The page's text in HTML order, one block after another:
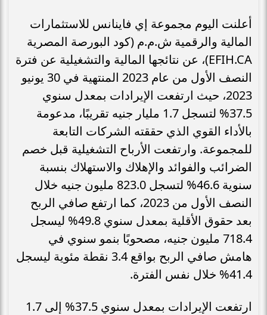
أعلنت اليوم مجموعة إي فاينانس للاستثمارات
المالية والرقمية ش.م.م (كود البورصة المصرية
EFIH.CA)، عن نتائجها المالية والتشغيلية عن فترة
النصف الأول من عام 2023 المنتهية في 30 يونيو
2023، حيث ارتفعت الإيرادات بمعدل سنوي
37.5% لتسجل 1.7 مليار جنيه تقريبًا، مدعومة
بالأداء القوي الذي حققته الشركات التابعة
للمجموعة. وارتفعت الأرباح التشغيلية قبل خصم
الضرائب والفوائد والإهلاك والاستهلاك بنسبة
سنوية 46.6% لتسجل 823.0 مليون جنيه خلال
النصف الأول من 2023، كما ارتفع صافي الربح
بعد حقوق الأقلية بمعدل سنوي 49.8% ليسجل
718.4 مليون جنيه، مصحوبًا بنمو سنوي في
هامش صافي الربح بواقع 3.4 نقطة مئوية ليسجل
41.4% خلال نفس الفترة.
ارتفعت الإيرادات بمعدل سنوي 37.5% إلى 1.7